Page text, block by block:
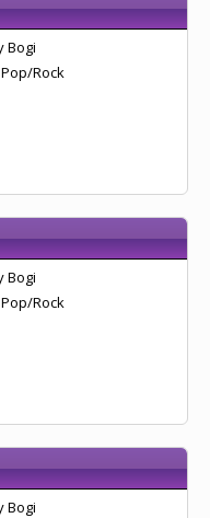
Bogi
Pop/Rock
Bogi
Pop/Rock
Bogi